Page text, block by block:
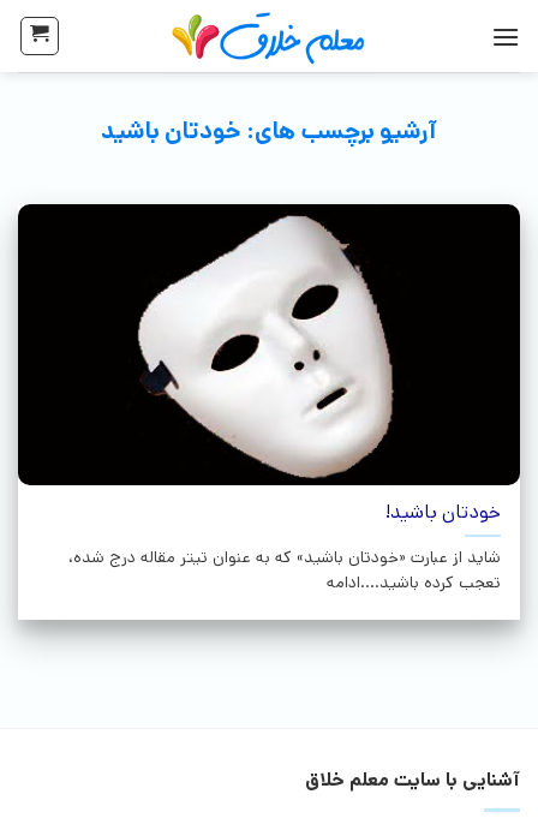
آرشیو برچسب های: خودتان باشید
خودتان باشید!
شاید از عبارت «خودتان باشید» که به عنوان تیتر مقاله درج شده،
تعجب کرده باشید....ادامه
آشنایی با سایت معلم خلاق